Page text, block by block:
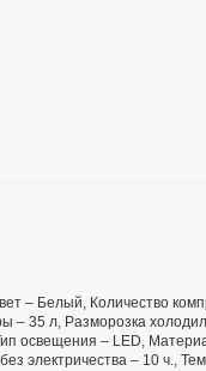
– Белый, Количество
35 л, Разморозка
освещения – LED,
электричества – 10 ч.,